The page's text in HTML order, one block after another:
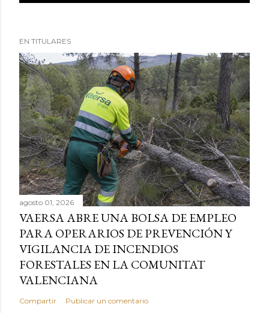
EN TITULARES
agosto 01, 2026
VAERSA ABRE UNA BOLSA DE EMPLEO
PARA OPERARIOS DE PREVENCIÓN Y
VIGILANCIA DE INCENDIOS
FORESTALES EN LA COMUNITAT
VALENCIANA
Compartir Publicar un comentario